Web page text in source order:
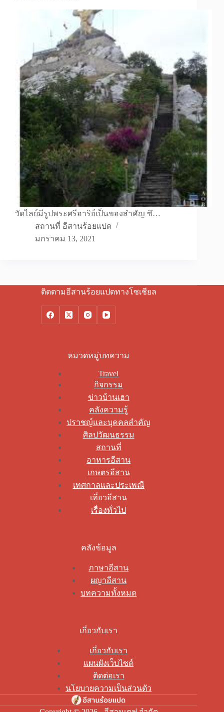
วัดไลย์มีรูปพระศรีอาริย์เป็นของสำคัญ ซึ…
สถานที่ อีสานร้อยแปด
มกราคม 13, 2021
ติดตามอีสานร้อยแปดทางโซเชียล
หมวดหมู่บทความ
Travel
กิจกรรม
ข่าวบ้านเฮา
คลังความรู้
ปราชญ์และบุคคลสำคัญ
ศิลปวัฒนธรรม
สถานที่
อาหารอีสาน
เกษตรอีสาน
เทศกาลและประเพณี
เที่ยวอีสาน
เรื่องทั่วไป
คลังข้อมูล
ภาษาอีสาน
ผญาอีสาน
บทความทั้งหมด
เกี่ยวกับเรา
เกี่ยวกับเรา
แผนผังเว็บไซต์
ติดต่อเรา
นโยบายความเป็นส่วนตัว